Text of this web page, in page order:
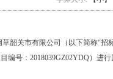
韶关市有限公司（以下简称“招
编号：2018039GZ02YDQ）进